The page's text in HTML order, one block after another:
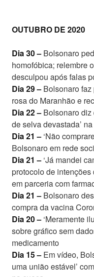
OUTUBRO DE 2020
Dia 30 – Bolsonaro
homofóbica; relembre
desculpou após falas
Dia 29 – Bolsonaro
rosa do Maranhão e
Dia 22 – Bolsonaro diz
de selva devastada’
Dia 21 – ‘Não
Bolsonaro em rede
Dia 21 – ‘Já mandei
protocolo de
em parceria com
Dia 21 – Bolsonaro
compra da vacina
Dia 20 – ‘Meramente
sobre gráfico sem
medicamento
Dia 15 – Em vídeo,
uma união estável’